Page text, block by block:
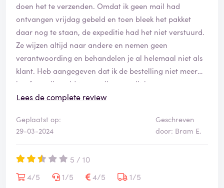
doen het te verzenden. Omdat ik geen mail had
ontvangen vrijdag gebeld en toen bleek het pakket
daar nog te staan, de expeditie had het niet verstuurd.
Ze wijzen altijd naar andere en nemen geen
verantwoording en behandelen je al helemaal niet als
klant. Heb aangegeven dat ik de bestelling niet meer
hoef en mijn geld terug wil, maar dit kan weer een
week duren!?!
Lees de complete review
Geplaatst op:
29-03-2024
Geschreven
door: Bram E.
5 / 10
4/5
1/5 4/5
1/5